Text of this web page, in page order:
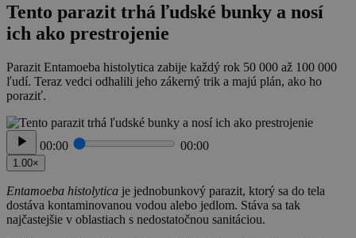
Tento parazit trhá ľudské bunky a nosí
ich ako prestrojenie
Parazit Entamoeba histolytica zabije každý rok 50 000 až 100 000
ľudí. Teraz vedci odhalili jeho zákerný trik a majú plán, ako ho
poraziť.
00:00 00:00
1.00×
Entamoeba histolytica je jednobunkový parazit, ktorý sa do tela
dostáva kontaminovanou vodou alebo jedlom. Stáva sa tak
najčastejšie v oblastiach s nedostatočnou sanitáciou.